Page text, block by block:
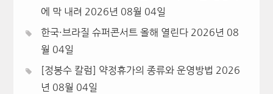
에 막 내려 2026년 08월 04일
한국·브라질 슈퍼콘서트 올해 열린다 2026년 08
월 04일
[정봉수 칼럼] 약정휴가의 종류와 운영방법 2026
년 08월 04일